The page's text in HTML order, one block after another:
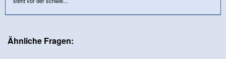
Ähnliche Fragen: